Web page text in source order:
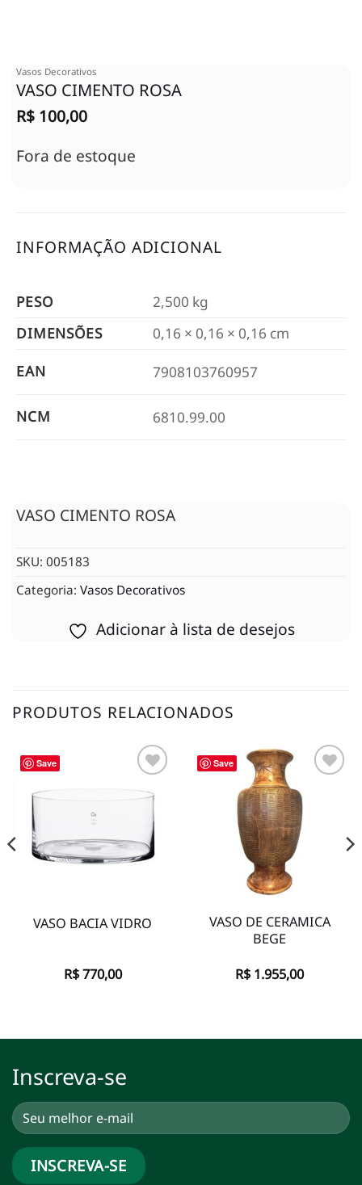
Vasos Decorativos
VASO CIMENTO ROSA
R$ 100,00
Fora de estoque
INFORMAÇÃO ADICIONAL
PESO
2,500 kg
DIMENSÕES
0,16 × 0,16 × 0,16 cm
EAN 7908103760957
NCM 6810.99.00
VASO CIMENTO ROSA
SKU: 005183
Categoria: Vasos Decorativos
Adicionar à lista de desejos
PRODUTOS RELACIONADOS
Save
Adicionar
à lista de
desejos
VASO BACIA VIDRO
R$770,00
Save
Adicionar
à lista de
desejos
VASO DE CERAMICA
BEGE
R$ 1.955,00
Inscreva-se